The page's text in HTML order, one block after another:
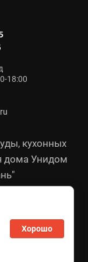
кухонных
дома Унидом
данных
данных
18:00
Хорошо